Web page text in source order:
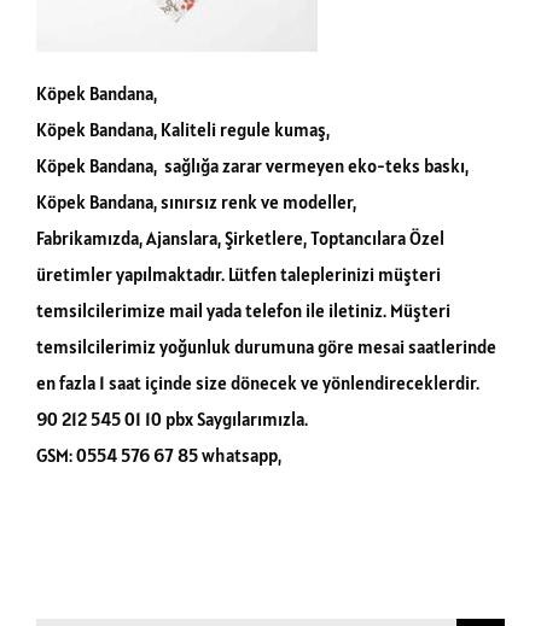
Köpek Bandana,
Köpek Bandana, Kaliteli regule kumaş,
Köpek Bandana, sağlığa zarar vermeyen eko-teks baskı,
Köpek Bandana, sınırsız renk ve modeller,
Fabrikamızda, Ajanslara, Şirketlere, Toptancılara Özel
üretimler yapılmaktadır. Lütfen taleplerinizi müşteri
temsilcilerimize mail yada telefon ile iletiniz. Müşteri
temsilcilerimiz yoğunluk durumuna göre mesai saatlerinde
en fazla 1 saat içinde size dönecek ve yönlendireceklerdir.
90 212 545 01 10 pbx Saygılarımızla.
GSM: 0554 576 67 85 whatsapp,